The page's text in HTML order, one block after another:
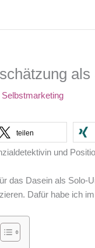
Selbstmarketing
teilen
und
das Dasein als
Dafür habe ich